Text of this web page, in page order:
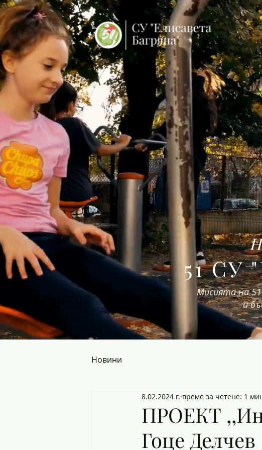
51 СУ
Мисията на
и
Новини
ПРОЕКТ
Гоце Делчев
8.02.2024 г. време за четене: 1